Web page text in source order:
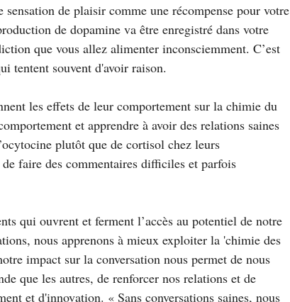
de plaisir comme une récompense pour votre
de dopamine va être enregistré dans votre
que vous allez alimenter inconsciemment. C’est
tentent souvent d'avoir raison.
les effets de leur comportement sur la chimie du
et apprendre à avoir des relations saines
plutôt que de cortisol chez leurs
faire des commentaires difficiles et parfois
qui ouvrent et ferment l’accès au potentiel de notre
nous apprenons à mieux exploiter la 'chimie des
impact sur la conversation nous permet de nous
que les autres, de renforcer nos relations et de
et d'innovation. « Sans conversations saines, nous